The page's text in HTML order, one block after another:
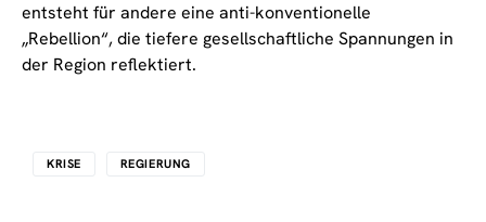
entsteht für andere eine anti-konventionelle
„Rebellion“, die tiefere gesellschaftliche Spannungen in
der Region reflektiert.
KRISE REGIERUNG